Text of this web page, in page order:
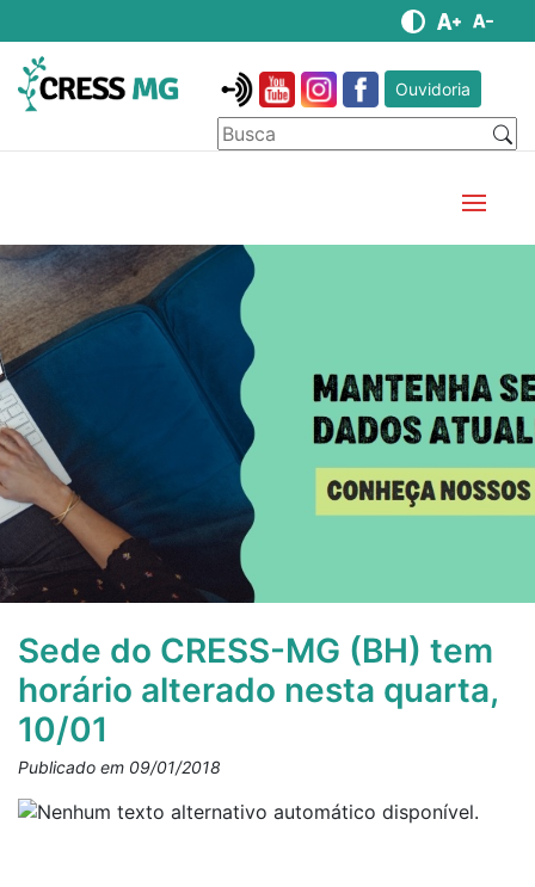
Ouvidoria
Sede do CRESS-MG (BH) tem
horário alterado nesta quarta,
10/01
Publicado em 09/01/2018